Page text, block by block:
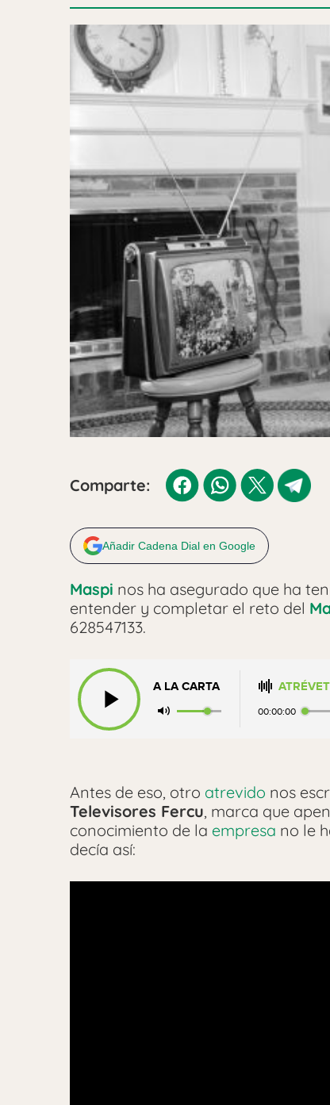
Comparte:
Añadir Cadena Dial en Google
Maspi nos ha asegurado que ha
entender y completar el reto del
628547133.
A LA CARTA
00:00:00
Antes de eso, otro atrevido nos
Televisores Fercu, marca que
conocimiento de la empresa no le
decía así: